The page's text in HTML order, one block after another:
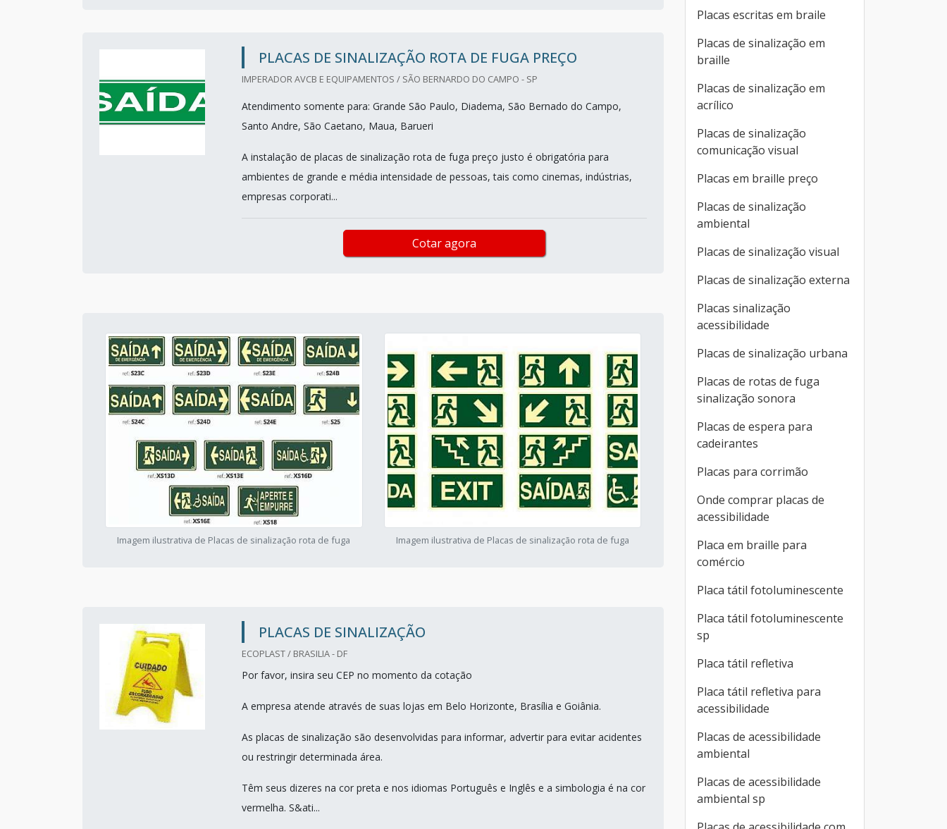
PLACAS DE SINALIZAÇÃO ROTA DE FUGA PREÇO
IMPERADOR AVCB E EQUIPAMENTOS / SÃO BERNARDO DO CAMPO - SP
Atendimento somente para: Grande São Paulo, Diadema, São Bernado do Campo,
Santo Andre, São Caetano, Maua, Barueri
A instalação de placas de sinalização rota de fuga preço justo é obrigatória para
ambientes de grande e média intensidade de pessoas, tais como cinemas, indústrias,
empresas corporati...
Cotar agora
Imagem ilustrativa de Placas de sinalização rota de fuga Imagem ilustrativa de Placas de sinalização rota de fuga
PLACAS DE SINALIZAÇÃO
ECOPLAST / BRASILIA - DF
Por favor, insira seu CEP no momento da cotação
A empresa atende através de suas lojas em Belo Horizonte, Brasília e Goiânia.
As placas de sinalização são desenvolvidas para informar, advertir para evitar acidentes
ou restringir determinada área.
Têm seus dizeres na cor preta e nos idiomas Português e Inglês e a simbologia é na cor
vermelha. S&ati...
Placas escritas em braile
Placas de sinalização em
braille
Placas de sinalização em
acrílico
Placas de sinalização
comunicação visual
Placas em braille preço
Placas de sinalização
ambiental
Placas de sinalização visual
Placas de sinalização externa
Placas sinalização
acessibilidade
Placas de sinalização urbana
Placas de rotas de fuga
sinalização sonora
Placas de espera para
cadeirantes
Placas para corrimão
Onde comprar placas de
acessibilidade
Placa em braille para
comércio
Placa tátil fotoluminescente
Placa tátil fotoluminescente
sp
Placa tátil refletiva
Placa tátil refletiva para
acessibilidade
Placas de acessibilidade
ambiental
Placas de acessibilidade
ambiental sp